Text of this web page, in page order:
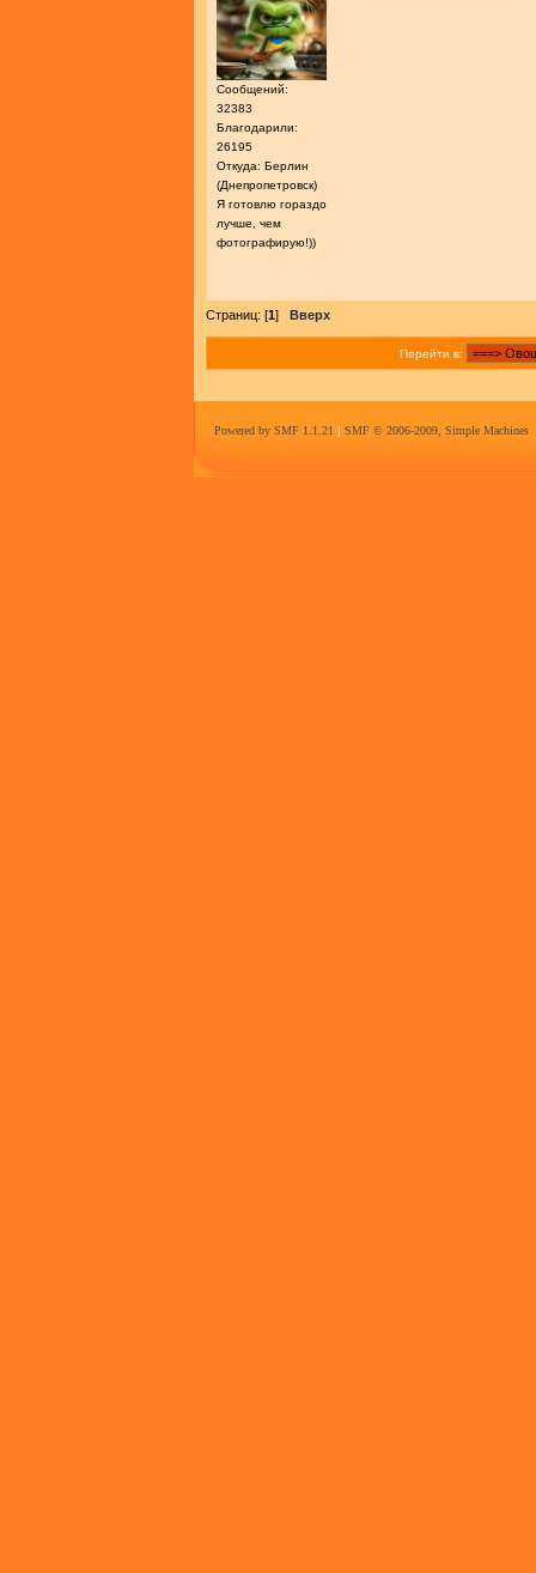
Сообщений:
32383
Благодарили:
26195
Откуда: Берлин
(Днепропетровск)
Я готовлю гораздо
лучше, чем
фотографирую!))
Страниц: [1] Вверх
Перейти в:
Powered by SMF 1.1.21 | SMF © 2006-2009, Simple Machines